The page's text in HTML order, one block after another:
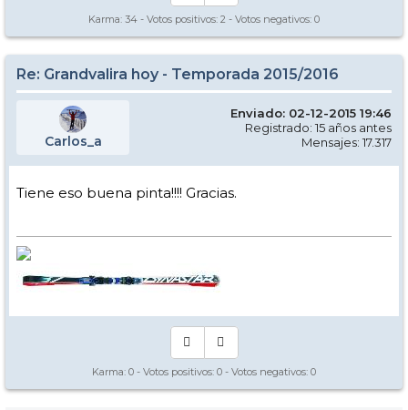
Karma: 34 - Votos positivos: 2 - Votos negativos: 0
Re: Grandvalira hoy - Temporada 2015/2016
Carlos_a
Enviado: 02-12-2015 19:46
Registrado: 15 años antes
Mensajes: 17.317
Tiene eso buena pinta!!!! Gracias.
Karma: 0 - Votos positivos: 0 - Votos negativos: 0